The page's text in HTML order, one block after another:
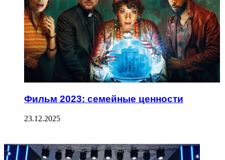
Фильм 2023: семейные ценности
23.12.2025